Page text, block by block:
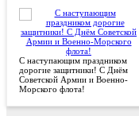
С наступающим праздником
дорогие защитники! С Днём
Советской Армии и Военно-
Морского флота!